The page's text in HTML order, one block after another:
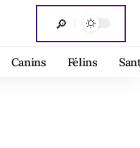
Canins Félins